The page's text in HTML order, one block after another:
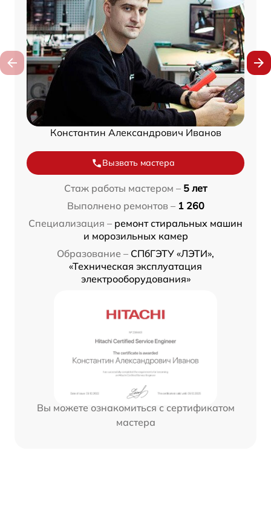
Константин Александрович Иванов
Вызвать мастера
Стаж работы мастером – 5 лет
Выполнено ремонтов – 1 260
Специализация – ремонт стиральных машин
и морозильных камер
Образование – СПбГЭТУ «ЛЭТИ»,
«Техническая эксплуатация
электрооборудования»
Вы можете ознакомиться с сертификатом
мастера